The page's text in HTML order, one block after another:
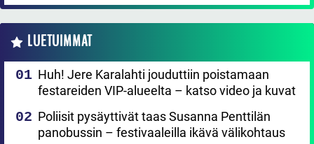
LUETUIMMAT
Huh! Jere Karalahti jouduttiin poistamaan
festareiden VIP-alueelta – katso video ja kuvat
Poliisit pysäyttivät taas Susanna Penttilän
panobussin – festivaaleilla ikävä välikohtaus